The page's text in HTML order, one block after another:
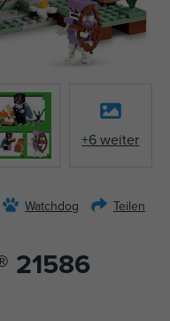
+6 weiter
Watchdog Teilen
21586